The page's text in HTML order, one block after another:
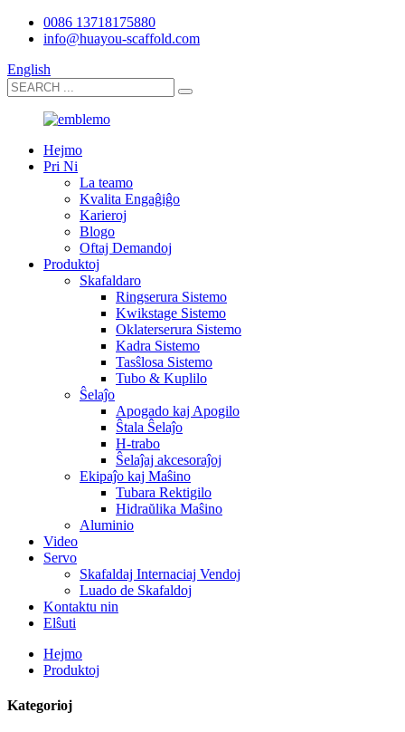
0086 13718175880
info@huayou-scaffold.com
English
Hejmo
Pri Ni
La teamo
Kvalita Engaĝiĝo
Karieroj
Blogo
Oftaj Demandoj
Produktoj
Skafaldaro
Ringserura Sistemo
Kwikstage Sistemo
Oklaterserura Sistemo
Kadra Sistemo
Tasŝlosa Sistemo
Tubo & Kuplilo
Ŝelaĵo
Apogado kaj Apogilo
Ŝtala Ŝelaĵo
H-trabo
Ŝelaĵaj akcesoraĵoj
Ekipaĵo kaj Maŝino
Tubara Rektigilo
Hidraŭlika Maŝino
Aluminio
Video
Servo
Skafaldaj Internaciaj Vendoj
Luado de Skafaldoj
Kontaktu nin
Elŝuti
Hejmo
Produktoj
Kategorioj